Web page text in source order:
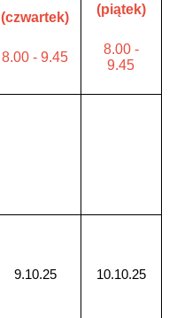
(czwartek)
8.00 - 9.45
(piątek)
8.00 -
9.45
9.10.25 10.10.25